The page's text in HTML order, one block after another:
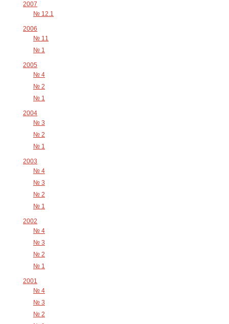
2007
№ 12.1
2006
№ 11
№ 1
2005
№ 4
№ 2
№ 1
2004
№ 3
№ 2
№ 1
2003
№ 4
№ 3
№ 2
№ 1
2002
№ 4
№ 3
№ 2
№ 1
2001
№ 4
№ 3
№ 2